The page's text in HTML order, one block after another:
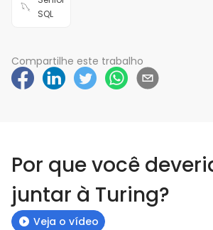
SQL
Compartilhe este trabalho
Por que você
juntar à Turing?
Veja o vídeo